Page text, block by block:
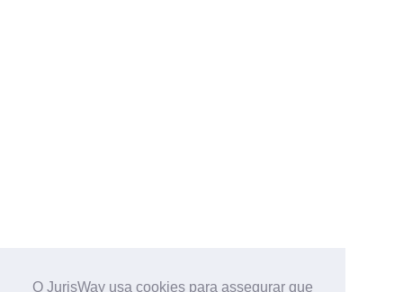
O JurisWay usa cookies para assegurar que